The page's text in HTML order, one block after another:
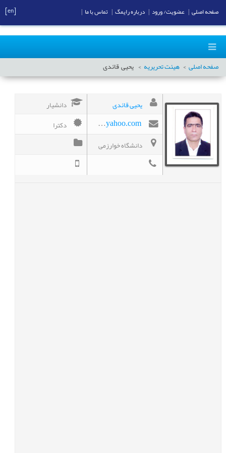
صفحه اصلی هیئت تحریریه یحییقائدی
یحیی قائدی دانشیار
yahyaghaedy@yahoo.com
دکترا
دانشگاه خوارزمی
صفحه اصلی عضویت/ ورود درباره رایمگ تماس با ما